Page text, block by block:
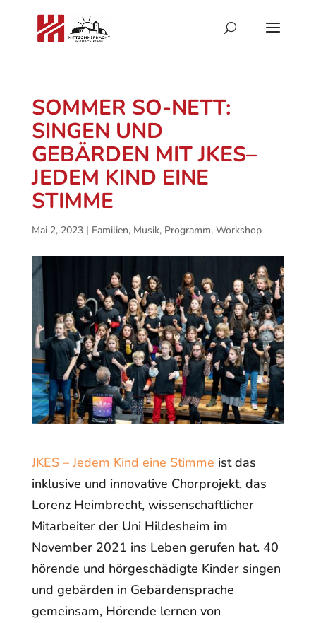
SOMMER SO-NETT:
SINGEN UND
GEBÄRDEN MIT JKES–
JEDEM KIND EINE
STIMME
Mai 2, 2023| Familien, Musik, Programm, Workshop
JKES – Jedem Kind eine Stimme ist das
inklusive und innovative Chorprojekt, das
Lorenz Heimbrecht, wissenschaftlicher
Mitarbeiter der Uni Hildesheim im
November 2021 ins Leben gerufen hat. 40
hörende und hörgeschädigte Kinder singen
und gebärden in Gebärdensprache
gemeinsam, Hörende lernen von